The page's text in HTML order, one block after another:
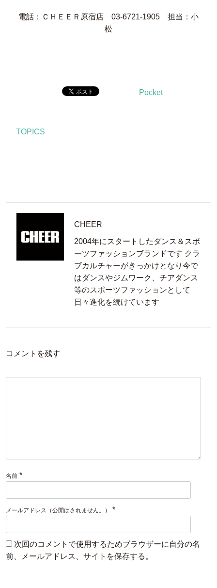
電話：ＣＨＥＥＲ原宿店 03-6721-1905 担当：小
松
Pocket
TOPICS
CHEER
2004年にスタートしたダンス＆スポ
ーツファッションブランドです クラ
ブカルチャーがきっかけとなり今で
はダンスやジムワーク、チアダンス
等のスポーツファッションとして
日々進化を続けています
コメントを残す
名前 *
メールアドレス（公開はされません。） *
次回のコメントで使用するためブラウザーに自分の名
前、メールアドレス、サイトを保存する。